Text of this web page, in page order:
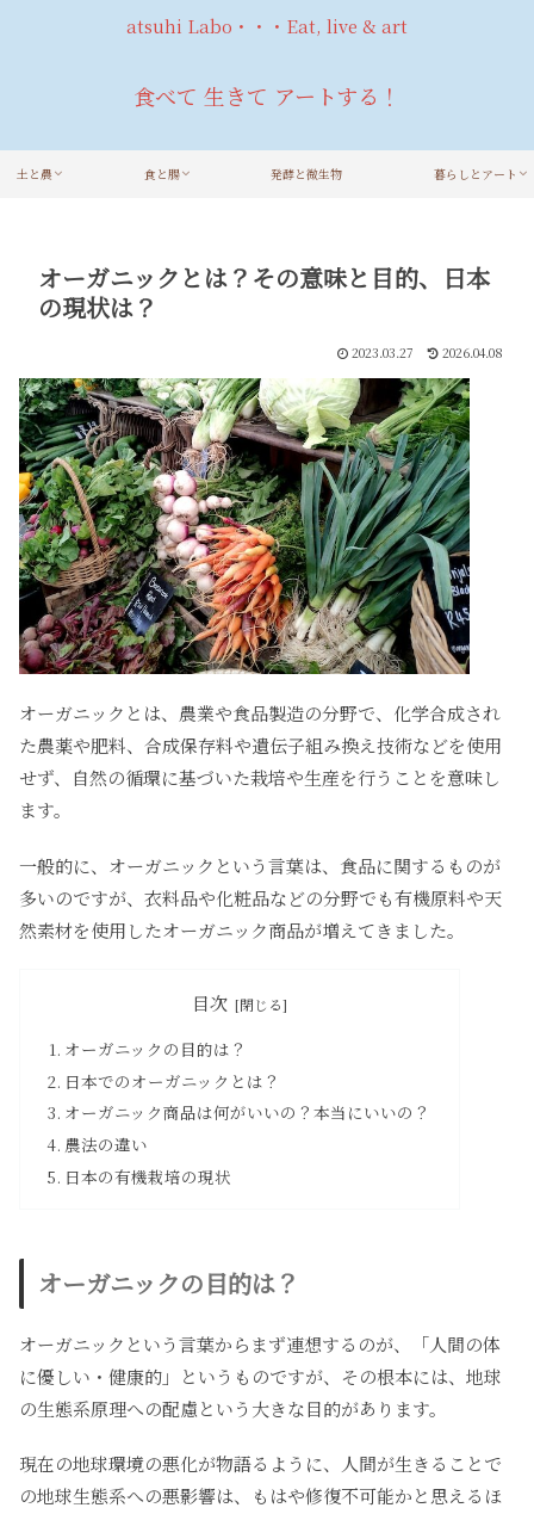
atsuhi Labo・・・Eat, live & art
食べて 生きて アートする！
土と農 食と腸 発酵と微生物 暮らしとアート
オーガニックとは？その意味と目的、日本
の現状は？
2023.03.27 2026.04.08
オーガニックとは、農業や食品製造の分野で、化学合成され
た農薬や肥料、合成保存料や遺伝子組み換え技術などを使用
せず、自然の循環に基づいた栽培や生産を行うことを意味し
ます。
一般的に、オーガニックという言葉は、食品に関するものが
多いのですが、衣料品や化粧品などの分野でも有機原料や天
然素材を使用したオーガニック商品が増えてきました。
目次
オーガニックの目的は？
日本でのオーガニックとは？
オーガニック商品は何がいいの？本当にいいの？
農法の違い
日本の有機栽培の現状
オーガニックの目的は？
オーガニックという言葉からまず連想するのが、「人間の体
に優しい・健康的」というものですが、その根本には、地球
の生態系原理への配慮という大きな目的があります。
現在の地球環境の悪化が物語るように、人間が生きることで
の地球生態系への悪影響は、もはや修復不可能かと思えるほ